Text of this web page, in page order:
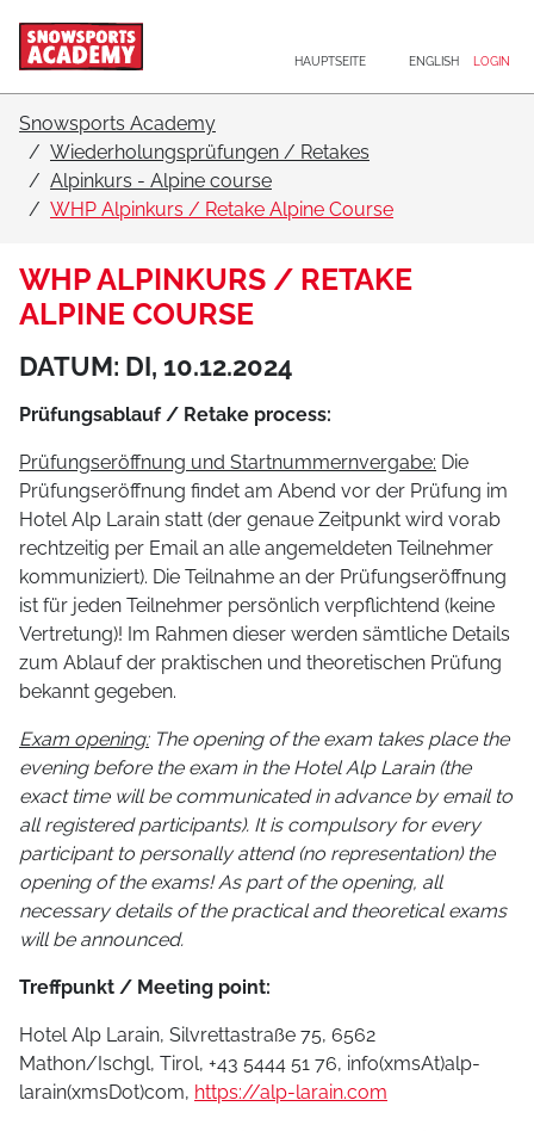
HAUPTSEITE ENGLISH LOGIN
Snowsports Academy
Wiederholungsprüfungen / Retakes
Alpinkurs - Alpine course
WHP Alpinkurs / Retake Alpine Course
WHP ALPINKURS / RETAKE
ALPINE COURSE
DATUM: DI, 10.12.2024
Prüfungsablauf / Retake process:
Prüfungseröffnung und Startnummernvergabe: Die
Prüfungseröffnung findet am Abend vor der Prüfung im
Hotel Alp Larain statt (der genaue Zeitpunkt wird vorab
rechtzeitig per Email an alle angemeldeten Teilnehmer
kommuniziert). Die Teilnahme an der Prüfungseröffnung
ist für jeden Teilnehmer persönlich verpflichtend (keine
Vertretung)! Im Rahmen dieser werden sämtliche Details
zum Ablauf der praktischen und theoretischen Prüfung
bekannt gegeben.
Exam opening:The opening of the exam takes place the
evening before the exam in the Hotel Alp Larain (the
exact time will be communicated in advance by email to
all registered participants). It is compulsory for every
participant to personally attend (no representation) the
opening of the exams! As part of the opening, all
necessary details of the practical and theoretical exams
will be announced.
Treffpunkt / Meeting point:
Hotel Alp Larain, Silvrettastraße 75, 6562
Mathon/Ischgl, Tirol, +43 5444 51 76, info(xmsAt)alp-
larain(xmsDot)com, https://alp-larain.com